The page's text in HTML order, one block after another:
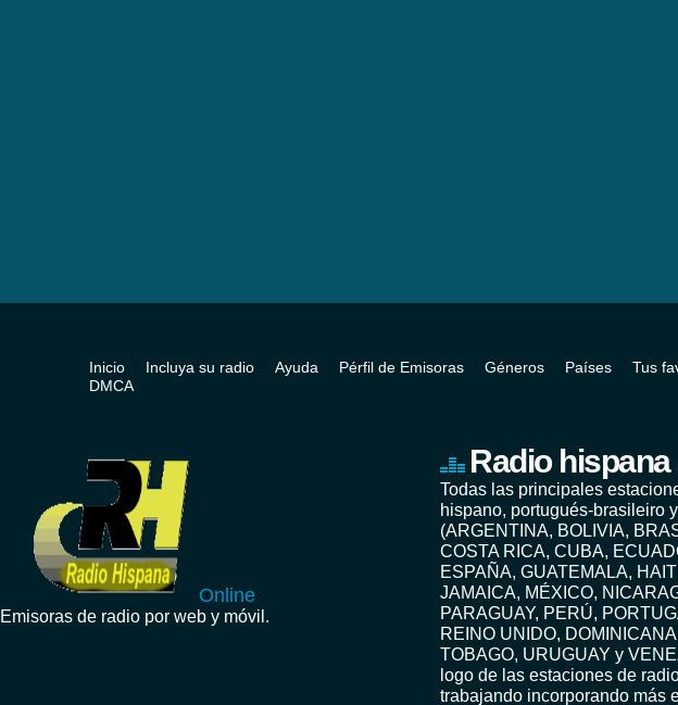
Inicio Incluya su radio Ayuda Pérfil de Emisoras Géneros Países Tus
DMCA
Online
Emisoras de radio por web y móvil.
Radio hispana
Todas las principales
hispano, portugués-brasileiro
(ARGENTINA, BOLIVIA,
COSTA RICA, CUBA,
ESPAÑA, GUATEMALA,
JAMAICA, MÉXICO,
PARAGUAY, PERÚ,
REINO UNIDO,
TOBAGO, URUGUAY y
logo de las estaciones de
trabajando incorporando más